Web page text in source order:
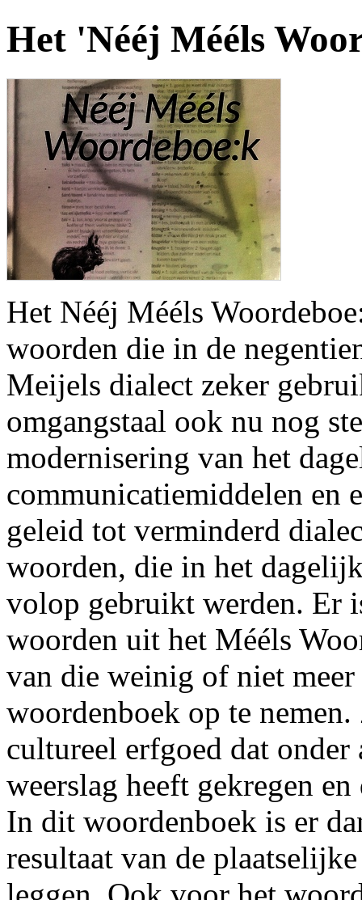
Het 'Nééj Mééls
Het Nééj Mééls
woorden die in de
Meijels dialect zeker
omgangstaal ook nu nog
modernisering van het
communicatiemiddelen en
geleid tot verminderd
woorden, die in het
volop gebruikt werden. Er
woorden uit het Mééls
van die weinig of niet
woordenboek op te
cultureel erfgoed dat
weerslag heeft gekregen
In dit woordenboek is er
resultaat van de